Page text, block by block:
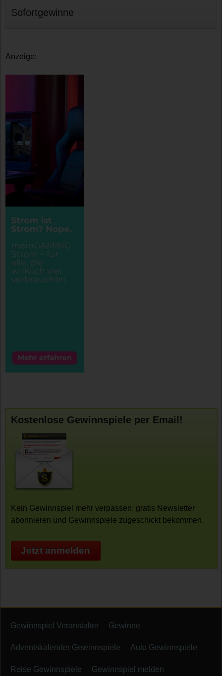
Sofortgewinne
Anzeige:
Kostenlose Gewinnspiele per Email!
Kein Gewinnspiel mehr verpassen: gratis Newsletter
abonnieren und Gewinnspiele zugeschickt bekommen.
Jetzt anmelden
Gewinnspiel Veranstalter Gewinne
Adventskalender Gewinnspiele Auto Gewinnspiele
Reise Gewinnspiele Gewinnspiel melden